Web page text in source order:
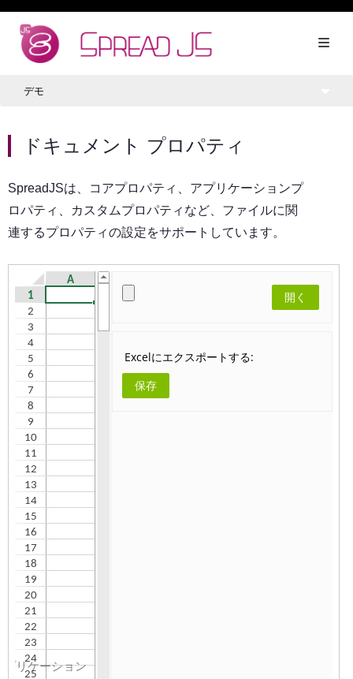
デモ
ドキュメント プロパティ
SpreadJSは、コアプロパティ、アプリケーションプ
ロパティ、カスタムプロパティなど、ファイルに関
連するプロパティの設定をサポートしています。